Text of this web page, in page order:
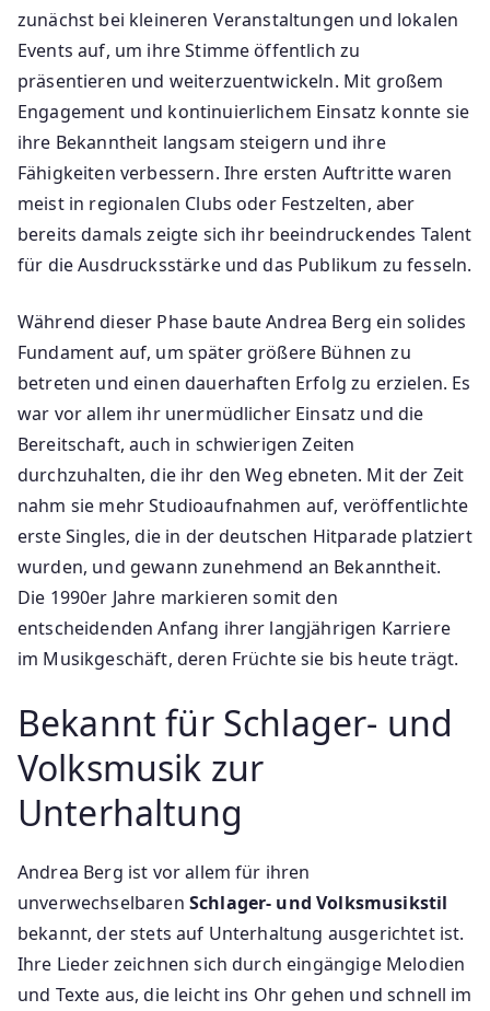
zunächst bei kleineren Veranstaltungen und lokalen
Events auf, um ihre Stimme öffentlich zu
präsentieren und weiterzuentwickeln. Mit großem
Engagement und kontinuierlichem Einsatz konnte sie
ihre Bekanntheit langsam steigern und ihre
Fähigkeiten verbessern. Ihre ersten Auftritte waren
meist in regionalen Clubs oder Festzelten, aber
bereits damals zeigte sich ihr beeindruckendes Talent
für die Ausdrucksstärke und das Publikum zu fesseln.
Während dieser Phase baute Andrea Berg ein solides
Fundament auf, um später größere Bühnen zu
betreten und einen dauerhaften Erfolg zu erzielen. Es
war vor allem ihr unermüdlicher Einsatz und die
Bereitschaft, auch in schwierigen Zeiten
durchzuhalten, die ihr den Weg ebneten. Mit der Zeit
nahm sie mehr Studioaufnahmen auf, veröffentlichte
erste Singles, die in der deutschen Hitparade platziert
wurden, und gewann zunehmend an Bekanntheit.
Die 1990er Jahre markieren somit den
entscheidenden Anfang ihrer langjährigen Karriere
im Musikgeschäft, deren Früchte sie bis heute trägt.
Bekannt für Schlager- und
Volksmusik zur
Unterhaltung
Andrea Berg ist vor allem für ihren
unverwechselbaren Schlager- und Volksmusikstil
bekannt, der stets auf Unterhaltung ausgerichtet ist.
Ihre Lieder zeichnen sich durch eingängige Melodien
und Texte aus, die leicht ins Ohr gehen und schnell im